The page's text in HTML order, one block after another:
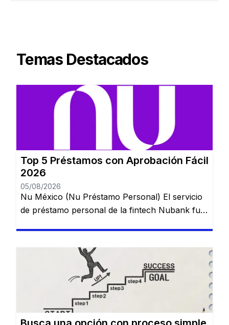
Temas Destacados
Top 5 Préstamos con Aprobación Fácil
2026
05/08/2026
Nu México (Nu Préstamo Personal) El servicio
de préstamo personal de la fintech Nubank fue
desde la aplicación en pocos minutos. 💰 Ideal
para: usuarios que ya utilizan una cuenta digital
y buscan crédito rápido. TurboPeso La
plataforma se destaca por […]